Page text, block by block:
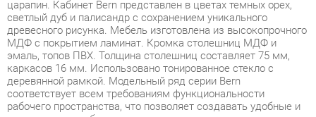
эмаль, топов ПВХ. Толщина столешниц составляет 75 мм,
каркасов 16 мм. Использовано тонированное стекло с
деревянной рамкой. Модельный ряд серии Bern
соответствует всем требованиям функциональности
рабочего пространства, что позволяет создавать удобные и
современные мебельные композиции различного
функционала. Модульная конструкция позволяет собирать
уникальные комплекты, что очень удобно, особенно если
мебель будет размещаться в помещении с нестандартной
планировкой. Элегантная простота форм и